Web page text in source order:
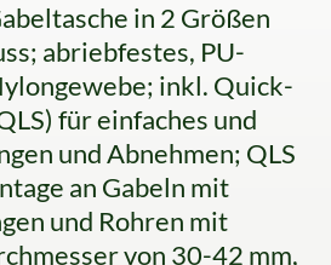
in 2 Größen
abriebfestes, PU-
inkl. Quick-
für einfaches und
und Abnehmen; QLS
an Gabeln mit
und Rohren mit
von 30-42 mm,